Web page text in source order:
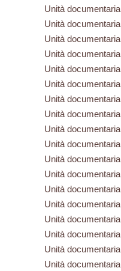
Unità documentaria
Unità documentaria
Unità documentaria
Unità documentaria
Unità documentaria
Unità documentaria
Unità documentaria
Unità documentaria
Unità documentaria
Unità documentaria
Unità documentaria
Unità documentaria
Unità documentaria
Unità documentaria
Unità documentaria
Unità documentaria
Unità documentaria
Unità documentaria